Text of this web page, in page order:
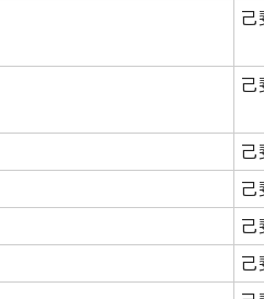
己
己
己
己
己
己